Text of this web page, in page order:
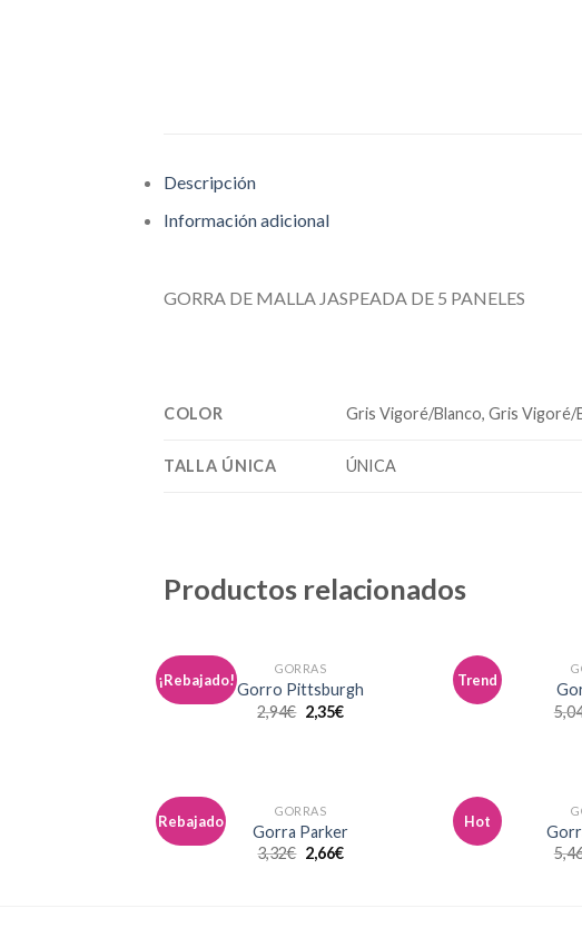
Descripción
Información adicional
GORRA DE MALLA JASPEADA DE 5 PANELES
COLOR Gris Vigoré/Blanco, Gris
TALLA ÚNICA ÚNICA
Productos relacionados
¡Rebajado!
GORRAS
Gorro Pittsburgh
2,94€ 2,35€
Trend
Rebajado
GORRAS
Gorra Parker
3,32€ 2,66€
Hot